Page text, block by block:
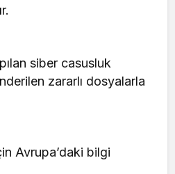
siber casusluk
zararlı dosyalarla
Avrupa’daki bilgi